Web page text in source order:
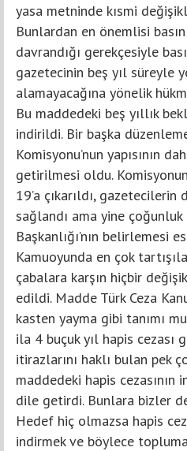
yasa metninde kısmi
Bunlardan en önemlisi
davrandığı gerekçesiyle
gazetecinin beş yıl süreyle
alamayacağına yönelik
Bu maddedeki beş yıllık
indirildi. Bir başka
Komisyonu’nun yapısının
getirilmesi oldu.
19’a çıkarıldı,
sağlandı ama yine
Başkanlığı’nın belirlemesi
Kamuoyunda en çok
çabalara karşın hiçbir
edildi. Madde Türk Ceza
kasten yayma gibi tanımı
ila 4 buçuk yıl hapis cezası
itirazlarını haklı bulan pek
maddedeki hapis cezasının
dile getirdi. Bunlara bizler
Hedef hiç olmazsa hapis
indirmek ve böylece